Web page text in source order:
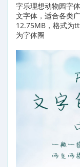
字乐理想动物园字
文字体，适合各类
12.75MB，格式为
为字体圈